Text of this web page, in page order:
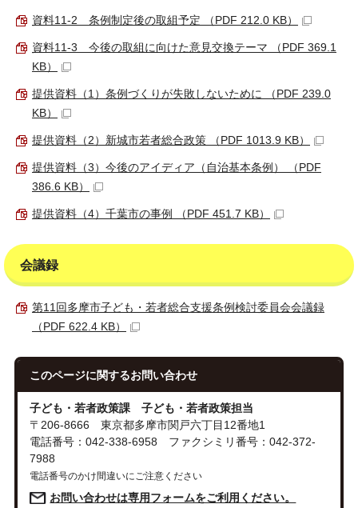
資料11-2 条例制定後の取組予定 （PDF 212.0 KB）
資料11-3 今後の取組に向けた意見交換テーマ （PDF 369.1
KB）
提供資料（1）条例づくりが失敗しないために （PDF 239.0
KB）
提供資料（2）新城市若者総合政策 （PDF 1013.9 KB）
提供資料（3）今後のアイディア（自治基本条例） （PDF
386.6 KB）
提供資料（4）千葉市の事例 （PDF 451.7 KB）
会議録
第11回多摩市子ども・若者総合支援条例検討委員会会議録
（PDF 622.4 KB）
このページに関するお問い合わせ
子ども・若者政策課 子ども・若者政策担当
〒206-8666 東京都多摩市関戸六丁目12番地1
電話番号：042-338-6958 ファクシミリ番号：042-372-
7988
電話番号のかけ間違いにご注意ください
お問い合わせは専用フォームをご利用ください。